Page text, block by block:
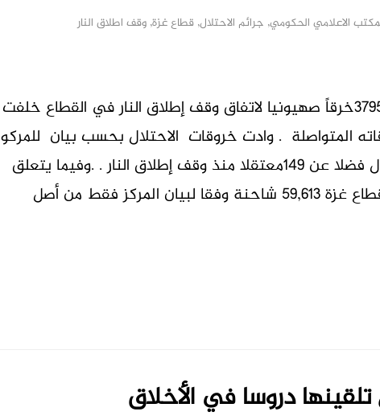
الاعلامي الحكومي, جرائم الاحتلال, قطاع غزة, وقف اطلاق النار
الرائد: رصد المكتب الإعلامي في غزة 3795خرقاً صهيونيا لاتفاق وقف إطلاق النار في القطاع خلفت
المتواصلة . وادت خروقات الاحتلال بحسب بيان للمركو
إلي إصابة 3734جراء استهدافات الاحتلال فضلا عن 149معتقلا منذ وقف إطلاق النار . .وفيما يتعلق
بالمساعدات الإنسانية فقد دخل إلى قطاع غزة 59,613 شاحنة وفقا لبيان المركز فقط من أصل
دروسا في الأخلاق